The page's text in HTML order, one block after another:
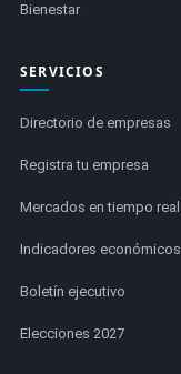
Bienestar
SERVICIOS
Directorio de empresas
Registra tu empresa
Mercados en tiempo real
Indicadores económicos
Boletín ejecutivo
Elecciones 2027